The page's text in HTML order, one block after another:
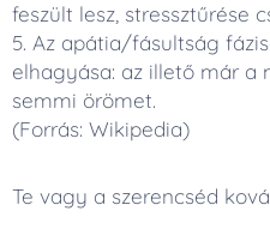
feszült lesz, stressztűrése
5. Az apátia/fásultság
elhagyása: az illető már a
semmi örömet.
(Forrás: Wikipedia)
Te vagy a szerencséd